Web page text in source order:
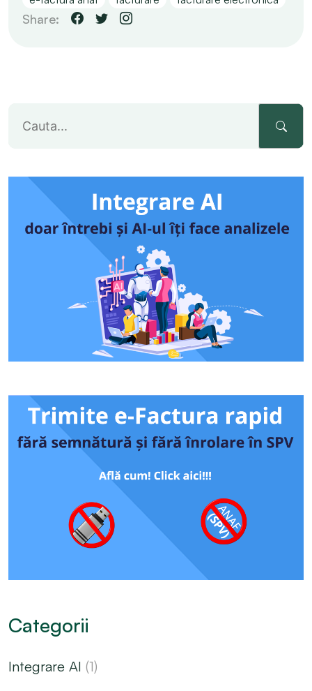
Share:
Categorii
Integrare AI (1)